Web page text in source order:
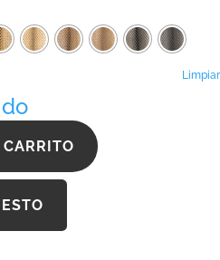
desde
649,28 €
hasta
Limpiar